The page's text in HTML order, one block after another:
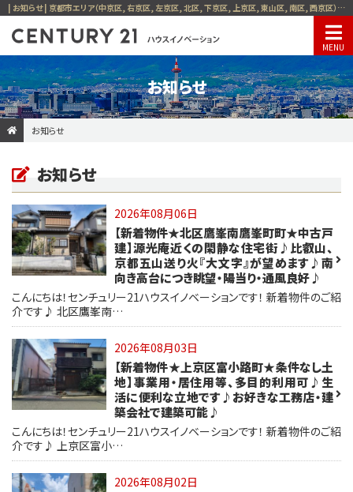
| お知らせ | 京都市エリア（中京区, 右京区, 左京区, 北区, 下京区, 上京区, 東山区, 南区, 西京区）の一戸建て, マンション, 土地ならセンチュリー21ハウスイノベーション
お知らせ
お知らせ
お知らせ
2026年08月06日
【新着物件★北区鷹峯南鷹峯町町★中古戸
建】源光庵近くの閑静な住宅街♪比叡山、
京都五山送り火『大文字』が望めます♪南
向き高台につき眺望・陽当り・通風良好♪
こんにちは！センチュリー21ハウスイノベーションです！ 新着物件のご紹
介です♪ 北区鷹峯南…
2026年08月03日
【新着物件★上京区富小路町★条件なし土
地】事業用・居住用等、多目的利用可♪生
活に便利な立地です♪お好きな工務店・建
築会社で建築可能♪
こんにちは！センチュリー21ハウスイノベーションです！ 新着物件のご紹
介です♪ 上京区富小…
2026年08月02日